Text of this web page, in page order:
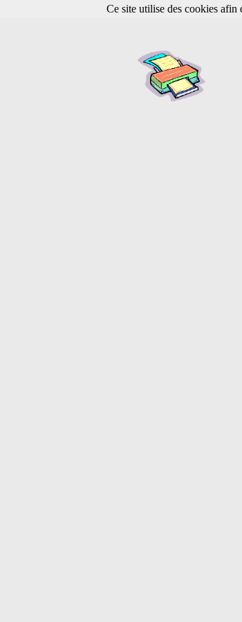
Ce site utilise des cookies